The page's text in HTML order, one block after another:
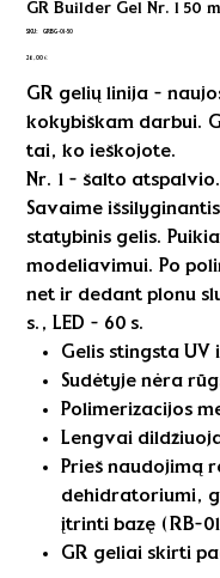
GR Builder Gel Nr. 1 50
SKU:
SKU
01-
GRBG-01-50
Kaina
26,00 €
GR gelių linija -
kokybiškam darbui.
tai, ko ieškojote.
Nr. 1 - šalto atspalvio.
Savaime
statybinis gelis.
modeliavimui. Po
net ir dedant plonu
s., LED - 60 s.
Gelis stingsta UV
Sudėtyje nėra
Polimerizacijos
Lengvai
Prieš naudojimą
dehidratoriumi,
įtrinti bazę (RB-
GR geliai skirti